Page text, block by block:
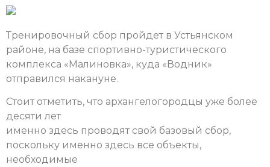
Тренировочный сбор пройдет в Устьянском
районе, на базе спортивно-туристического
комплекса «Малиновка», куда «Водник»
отправился накануне.
Стоит отметить, что архангелогородцы уже более
десяти лет
именно здесь проводят свой базовый сбор,
поскольку именно здесь все объекты,
необходимые